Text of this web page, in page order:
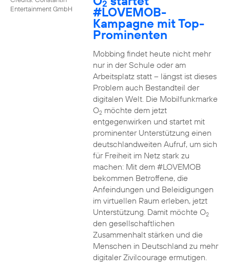
Entertainment GmbH
2
#LOVEMOB-
Kampagne mit Top-
Prominenten
Mobbing findet heute nicht mehr
nur in der Schule oder am
Arbeitsplatz statt – längst ist dieses
Problem auch Bestandteil der
digitalen Welt. Die Mobilfunkmarke
O2möchte dem jetzt
entgegenwirken und startet mit
prominenter Unterstützung einen
deutschlandweiten Aufruf, um sich
für Freiheit im Netz stark zu
machen: Mit dem #LOVEMOB
bekommen Betroffene, die
Anfeindungen und Beleidigungen
im virtuellen Raum erleben, jetzt
Unterstützung. Damit möchte O2
den gesellschaftlichen
Zusammenhalt stärken und die
Menschen in Deutschland zu mehr
digitaler Zivilcourage ermutigen.